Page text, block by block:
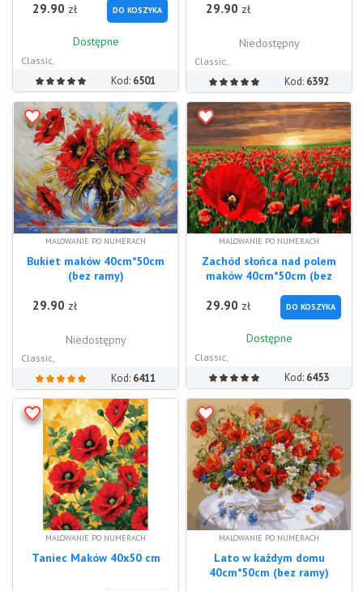
29.90 zł DO KOSZYKA
Dostępne
Classic,
Kod: 6501
29.90 zł
Niedostępny
Classic,
Kod: 6392
MALOWANIE PO NUMERACH
Bukiet maków 40cm*50cm
(bez ramy)
29.90 zł
Niedostępny
Classic,
Kod: 6411
MALOWANIE PO NUMERACH
Zachód słońca nad polem
maków 40cm*50cm (bez
ramy)
29.90 zł DO KOSZYKA
Dostępne
Classic,
Kod: 6453
MALOWANIE PO NUMERACH
Taniec Maków 40x50 cm
MALOWANIE PO NUMERACH
Lato w każdym domu
40cm*50cm (bez ramy)